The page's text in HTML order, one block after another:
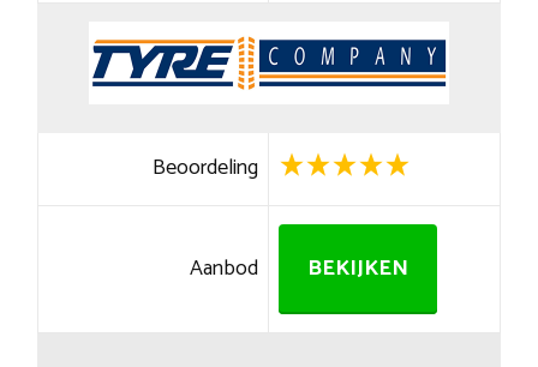
Beoordeling
Aanbod BEKIJKEN